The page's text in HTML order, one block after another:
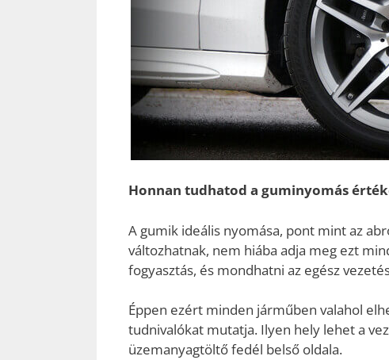
Honnan tudhatod a guminyomás
A gumik ideális nyomása, pont mint az
változhatnak, nem hiába adja meg ezt
fogyasztás, és mondhatni az egész
Éppen ezért minden járműben valahol
tudnivalókat mutatja. Ilyen hely lehet a
üzemanyagtöltő fedél belső oldala.